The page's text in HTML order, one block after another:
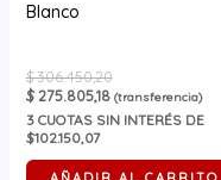
Blanco
$306.450,20
$275.805,18 (transferencia)
3CUOTAS SIN INTERÉS DE
$102.150,07